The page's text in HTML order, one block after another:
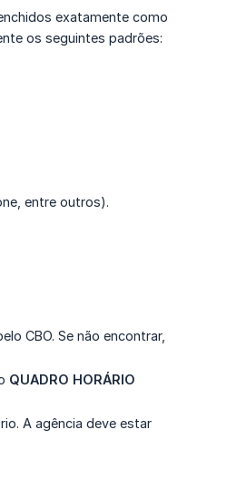
exatamente como
os seguintes padrões:
entre outros).
CBO. Se não encontrar,
QUADRO HORÁRIO
A agência deve estar